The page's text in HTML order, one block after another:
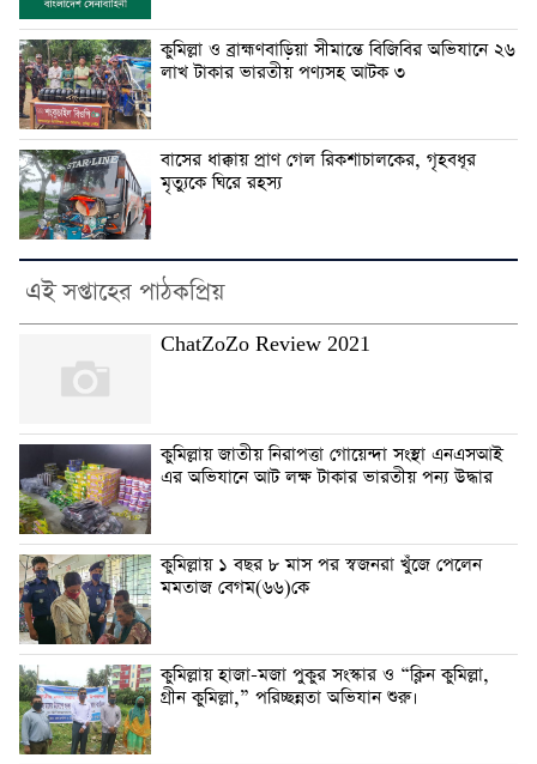
কুমিল্লা ও ব্রাহ্মণবাড়িয়া সীমান্তে বিজিবির অভিযানে ২৬
লাখ টাকার ভারতীয় পণ্যসহ আটক ৩
বাসের ধাক্কায় প্রাণ গেল রিকশাচালকের, গৃহবধূর
মৃত্যুকে ঘিরে রহস্য
এই সপ্তাহের পাঠকপ্রিয়
ChatZoZo Review 2021
কুমিল্লায় জাতীয় নিরাপত্তা গোয়েন্দা সংস্থা এনএসআই
এর অভিযানে আট লক্ষ টাকার ভারতীয় পন্য উদ্ধার
কুমিল্লায় ১ বছর ৮ মাস পর স্বজনরা খুঁজে পেলেন
মমতাজ বেগম(৬৬)কে
কুমিল্লায় হাজা-মজা পুকুর সংস্কার ও “ক্লিন কুমিল্লা,
গ্রীন কুমিল্লা,” পরিচ্ছন্নতা অভিযান শুরু।